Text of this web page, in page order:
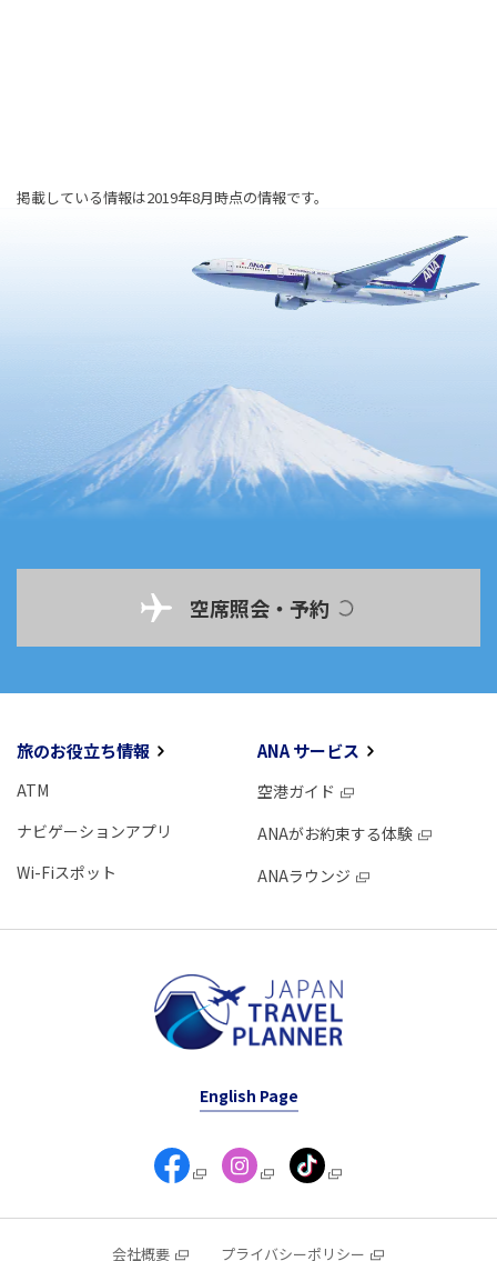
掲載している情報は2019年8月時点の情報です。
空席照会・予約
旅のお役立ち情報
ATM
ナビゲーションアプリ
Wi-Fiスポット
ANA サービス
空港ガイド
ANAがお約束する体験
ANAラウンジ
English Page
会社概要 プライバシーポリシー